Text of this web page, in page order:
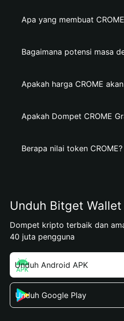
Apa yang membuat
Bagaimana potensi masa
Apakah harga CROME
Apakah Dompet CROME
Berapa nilai token CROME?
Unduh Bitget Wallet
Dompet kripto terbaik dan
40 juta pengguna
Unduh Android APK
Unduh Google Play